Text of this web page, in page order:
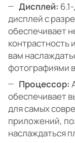
Дисплей:
дисплей с
обеспечивает
контрастность
вам
фотографиями
Процессор:
обеспечивает
для самых
приложений,
наслаждаться